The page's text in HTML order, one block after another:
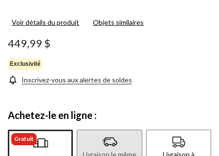
Voir détails du produit Objets similaires
449,99 $
Exclusivité
Inscrivez-vous aux alertes de soldes
Achetez-le en ligne :
Gratuit
Livraison le même
Livraison à